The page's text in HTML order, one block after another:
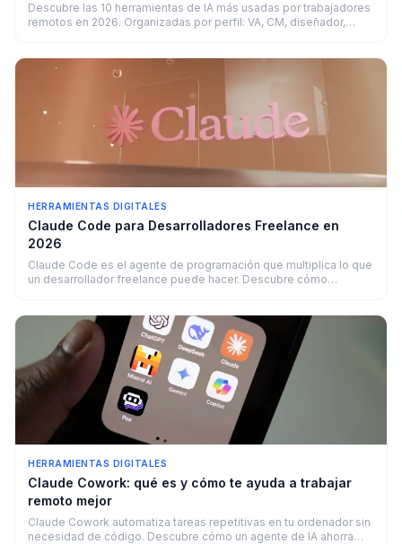
Descubre las 10 herramientas de IA más usadas por trabajadores
remotos en 2026. Organizadas por perfil: VA, CM, diseñador,
HERRAMIENTAS DIGITALES
Claude Code para Desarrolladores Freelance en
2026
Claude Code es el agente de programación que multiplica lo que
un desarrollador freelance puede hacer. Descubre cómo
HERRAMIENTAS DIGITALES
Claude Cowork: qué es y cómo te ayuda a trabajar
remoto mejor
Claude Cowork automatiza tareas repetitivas en tu ordenador sin
necesidad de código. Descubre cómo un agente de IA ahorra